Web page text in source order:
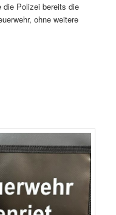
die Polizei bereits die
ohne weitere